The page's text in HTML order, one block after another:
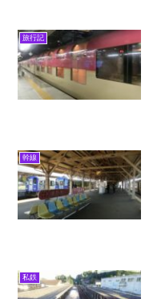
旅行記
幹線
私鉄